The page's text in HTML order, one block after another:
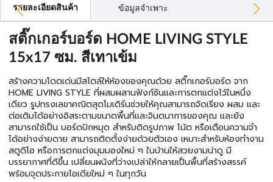
รายละเอียดสินค้า ข้อมูลจำเพาะ
สติ๊กเกอร์บอร์ด HOME LIVING STYLE
15x17 ซม. สีเทาเข้ม
สร้างความโดดเด่นมีสไตล์ให้ห้องของคุณด้วย สติ๊กเกอร์บอร์ด จาก
HOME LIVING STYLE ที่ผสมผสานฟังก์ชันและการตกแต่งไว้ในหนึ่ง
เดียว รูปทรงเลขาคณิตสุดโมเดิร์นช่วยให้คุณสามารถจัดเรียง ผสม และ
ต่อเติมได้อย่างอิสระตามขนาดพื้นที่และจินตนาการของคุณ และยัง
สามารถใช้เป็น บอร์ดปักหมุด สำหรับติดรูปภาพ โน้ต หรือเตือนความจำ
ได้อย่างง่ายดาย สามารถติดตั้งง่ายด้วยตัวเอง เหมาะสำหรับห้องทำงาน
สตูดิโอ หรือการตกแต่งมุมมองใหม่ ๆ ในบ้านให้สวยงามน่าดู มี
บรรยากาศที่ดีขึ้น เปลี่ยนผนังที่ว่างเปล่าให้กลายเป็นพื้นที่สร้างสรรค์
พร้อมจุดประกายไอเดียใหม่ ๆ ในทุกวัน